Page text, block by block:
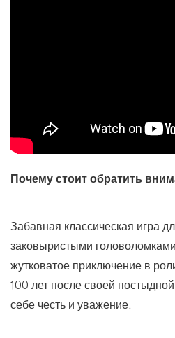
Почему стоит обратить
Забавная классическая игра
заковыристыми
жутковатое приключение в
100 лет после своей
себе честь и уважение.